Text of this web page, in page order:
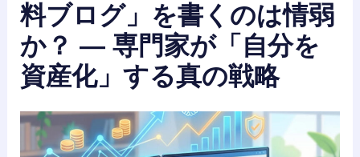
料ブログ」を書くのは情弱
か？ ― 専門家が「自分を
資産化」する真の戦略